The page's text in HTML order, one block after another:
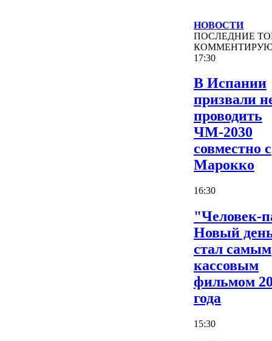
НОВОСТИ
ПОСЛЕДНИЕ
17:30
В Испании
призвали
проводить
ЧМ-2030
совместно с
Марокко
16:30
"Человек-
Новый
стал самым
кассовым
фильмом
года
15:30